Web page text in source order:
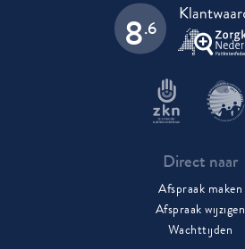
8.6
Direct naar
Afspraak maken
Afspraak wijzigen
Wachttijden